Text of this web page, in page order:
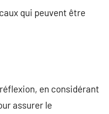
qui peuvent être
en considérant
assurer le